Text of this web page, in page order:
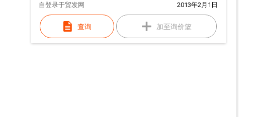
自 2013年2月1日
登录于贸发网
查询 加至询价篮